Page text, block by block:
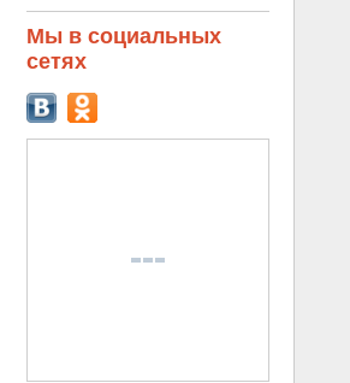
Мы в социальных
сетях